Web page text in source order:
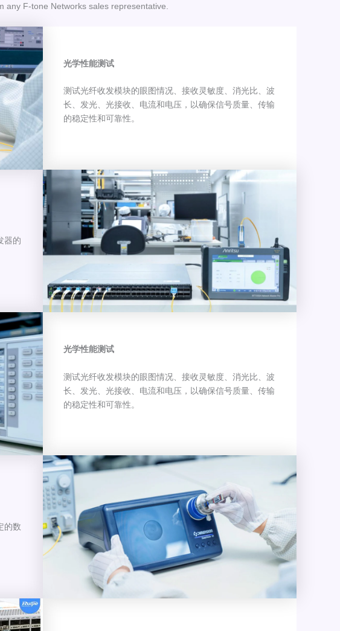
F-tone Networks sales representative.
光学性能测试
测试光纤收发模块的眼图情况、接收灵敏度、消光比、波
长、发光、光接收、电流和电压，以确保信号质量、传输
的稳定性和可靠性。
器的
光学性能测试
测试光纤收发模块的眼图情况、接收灵敏度、消光比、波
长、发光、光接收、电流和电压，以确保信号质量、传输
的稳定性和可靠性。
的数